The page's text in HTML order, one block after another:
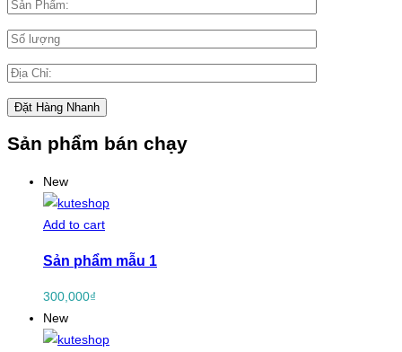
Sản phẩm bán chạy
New
Add to cart
Sản phẩm mẫu 1
300,000₫
New